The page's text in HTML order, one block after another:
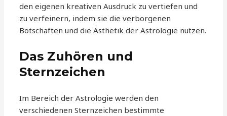
den eigenen kreativen Ausdruck zu vertiefen und
zu verfeinern, indem sie die verborgenen
Botschaften und die Ästhetik der Astrologie nutzen.
Das Zuhören und
Sternzeichen
Im Bereich der Astrologie werden den
verschiedenen Sternzeichen bestimmte